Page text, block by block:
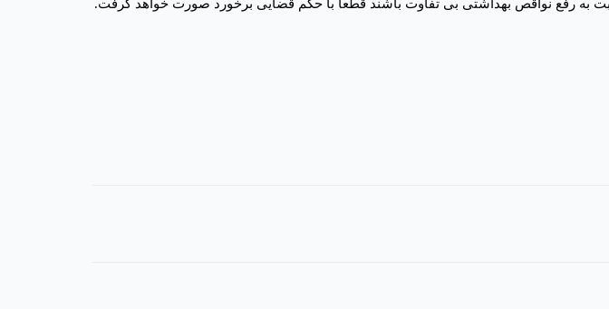
به رفع نواقص بهداشتی بی تفاوت باشند قطعا با حکم قضایی برخورد صورت خواهد گرفت.